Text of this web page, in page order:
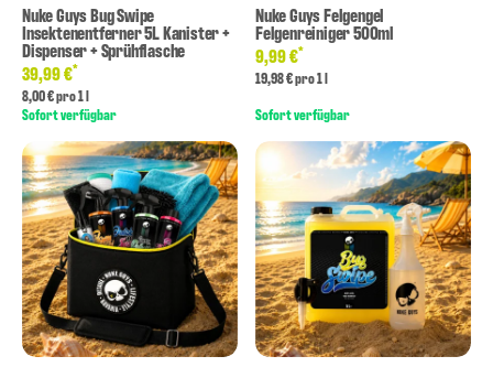
Nuke Guys Bug Swipe
Insektenentferner 5L Kanister +
Dispenser + Sprühflasche
39,99 €*
8,00 € pro 1 l
Sofort verfügbar
Nuke Guys Felgengel
Felgenreiniger 500ml
9,99 €*
19,98 € pro 1 l
Sofort verfügbar